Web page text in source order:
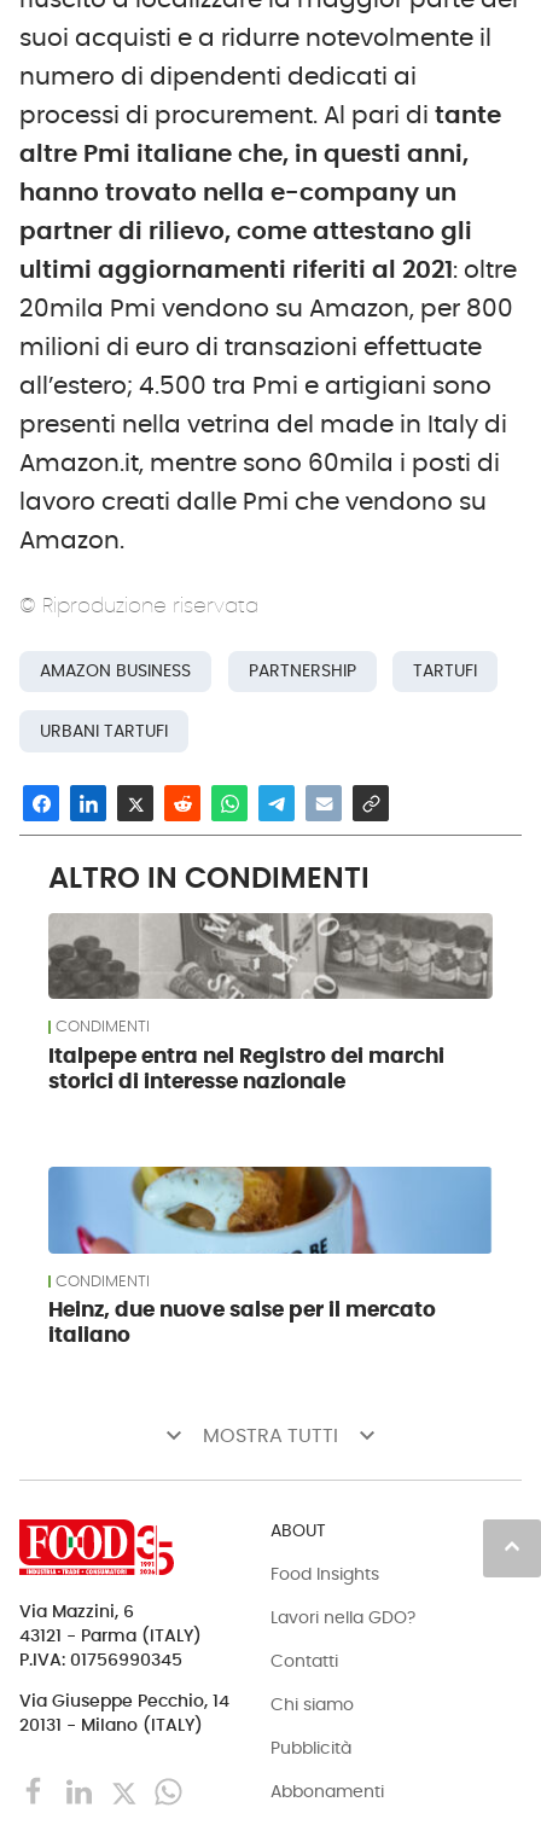
suoi acquisti e a ridurre notevolmente il
numero di dipendenti dedicati ai
processi di procurement. Al pari di tante
altre Pmi italiane che, in questi anni,
hanno trovato nella e-company un
partner di rilievo, come attestano gli
ultimi aggiornamenti riferiti al 2021 : oltre
20mila Pmi vendono su Amazon, per 800
milioni di euro di transazioni effettuate
all’estero; 4.500 tra Pmi e artigiani sono
presenti nella vetrina del made in Italy di
Amazon.it, mentre sono 60mila i posti di
lavoro creati dalle Pmi che vendono su
Amazon.
© Riproduzione riservata
AMAZON BUSINESS PARTNERSHIP TARTUFI
URBANI TARTUFI
ALTRO IN CONDIMENTI
CONDIMENTI
Italpepe entra nel Registro dei marchi
storici di interesse nazionale
CONDIMENTI
Heinz, due nuove salse per il mercato
italiano
keyboard_arrow_down MOSTRA TUTTI keyboard_arrow_down
keyboard_arrow_up
Via Mazzini, 6
43121 - Parma (ITALY)
P.IVA: 01756990345
Via Giuseppe Pecchio, 14
20131 - Milano (ITALY)
ABOUT
Food Insights
Lavori nella GDO?
Contatti
Chi siamo
Pubblicità
Abbonamenti